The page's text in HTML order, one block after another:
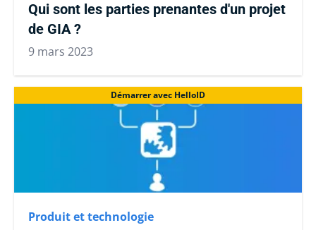
Qui sont les parties prenantes d'un projet
de GIA ?
9 mars 2023
Démarrer avec HelloID
Produit et technologie